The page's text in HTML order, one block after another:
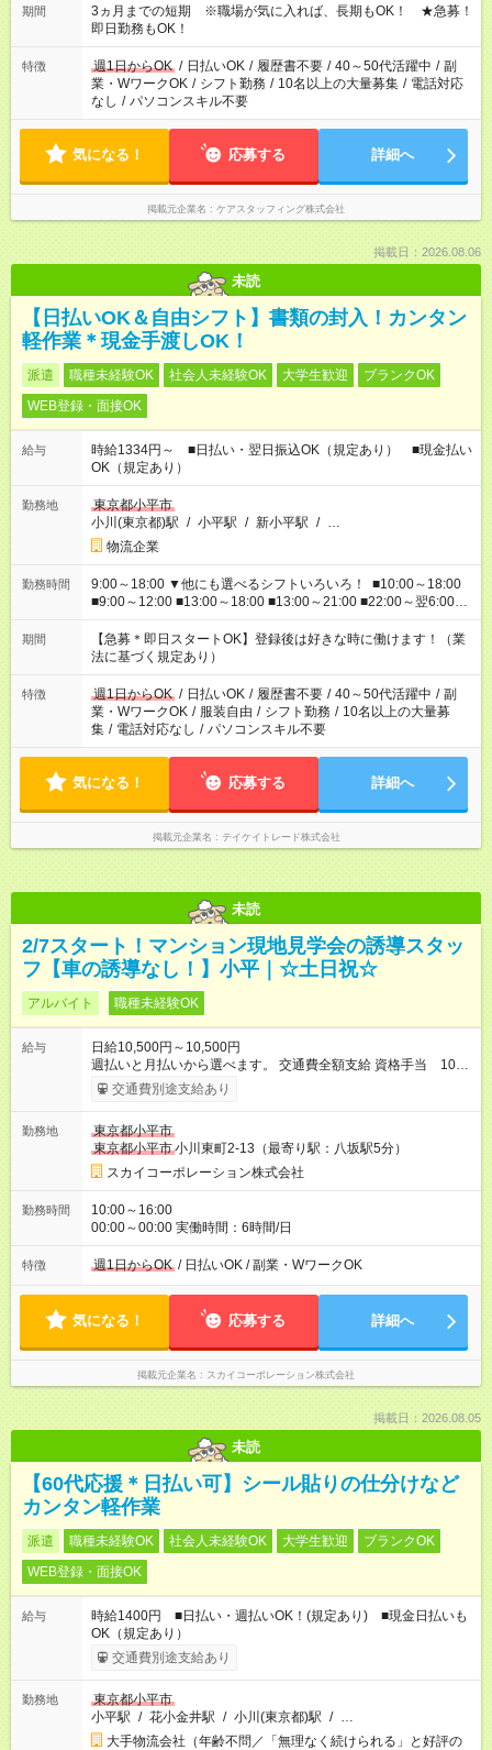
期間
3ヵ月までの短期 ※職場が気に入れば、長期もOK！ ★急募！
即日勤務もOK！
特徴 週1日からOK / 日払いOK / 履歴書不要 / 40～50代活躍中 / 副
業・WワークOK / シフト勤務 / 10名以上の大量募集 / 電話対応
なし / パソコンスキル不要
気になる！ 応募する 詳細へ
掲載元企業名 ケアスタッフィング株式会社
掲載日：2026.08.06
未読
【日払いOK＆自由シフト】書類の封入！カンタン
軽作業＊現金手渡しOK！
派遣 職種未経験OK 社会人未経験OK 大学生歓迎
ブランクOK
WEB登録・面接OK
給与
時給1334円～ ■日払い・翌日振込OK（規定あり） ■現金払い
OK（規定あり）
勤務地
東京都小平市
小川(東京都)駅 / 小平駅 / 新小平駅 / …
物流企業
勤務時間
9:00～18:00 ▼他にも選べるシフトいろいろ！ ■10:00～18:00
■9:00～12:00 ■13:00～18:00 ■13:00～21:00 ■22:00～翌6:00
など あなたの希望を教えてください！
期間
【急募＊即日スタートOK】登録後は好きな時に働けます！（業
法に基づく規定あり）
特徴 週1日からOK / 日払いOK / 履歴書不要 / 40～50代活躍中 / 副
業・WワークOK / 服装自由 / シフト勤務 / 10名以上の大量募
集 / 電話対応なし / パソコンスキル不要
気になる！ 応募する 詳細へ
掲載元企業名 テイケイトレード株式会社
未読
2/7スタート！マンション現地見学会の誘導スタッ
フ【車の誘導なし！】小平｜☆土日祝☆
アルバイト 職種未経験OK
給与
日給10,500円～10,500円
週払いと月払いから選べます。 交通費全額支給 資格手当 1000
円/日 交通誘導2級保持者は、指定現場の配置日以外でも資格手
当が別途1000円つきます！ 月22日勤務以上で割増手当あり
給与は本採用時と同じです。
交通費別途支給あり
勤務地
東京都小平市
東京都小平市小川東町2-13（最寄り駅：八坂駅5分）
スカイコーポレーション株式会社
勤務時間
10:00～16:00
00:00～00:00 実働時間：6時間/日
特徴 週1日からOK / 日払いOK / 副業・WワークOK
気になる！ 応募する 詳細へ
掲載元企業名 スカイコーポレーション株式会社
掲載日：2026.08.05
未読
【60代応援＊日払い可】シール貼りの仕分けなど
カンタン軽作業
派遣 職種未経験OK 社会人未経験OK 大学生歓迎
ブランクOK
WEB登録・面接OK
給与
時給1400円 ■日払い・週払いOK！(規定あり) ■現金日払いも
OK（規定あり）
交通費別途支給あり
勤務地
東京都小平市
小平駅 / 花小金井駅 / 小川(東京都)駅 / …
大手物流会社（年齢不問／「無理なく続けられる」と好評の